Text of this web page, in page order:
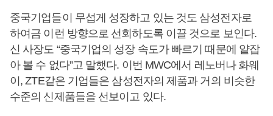
중국기업들이 무섭게 성장하고 있는 것도 삼성전자로
하여금 이런 방향으로 선회하도록 이끌 것으로 보인다.
신 사장도 “중국기업의 성장 속도가 빠르기 때문에 얕잡
아 볼 수 없다”고 말했다. 이번 MWC에서 레노버나 화웨
이, ZTE같은 기업들은 삼성전자의 제품과 거의 비슷한
수준의 신제품들을 선보이고 있다.